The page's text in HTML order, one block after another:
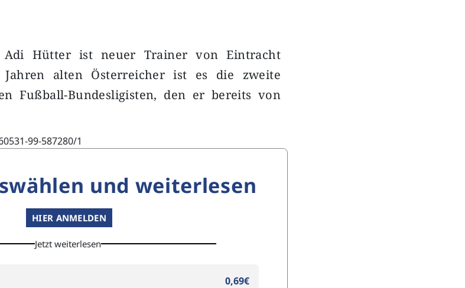
Hütter ist neuer Trainer von Eintracht
alten Österreicher ist es die zweite
Fußball-Bundesligisten, den er bereits von
99-587280/1
und weiterlesen
HIER ANMELDEN
Jetzt weiterlesen
0,69€